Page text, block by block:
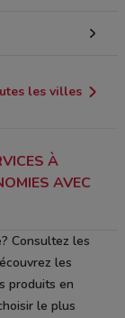
les villes
À
AVEC
Consultez les
les
produits en
le plus